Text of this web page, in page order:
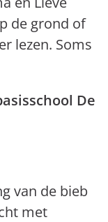
de grond of
lezen. Soms
De
van de bieb
met